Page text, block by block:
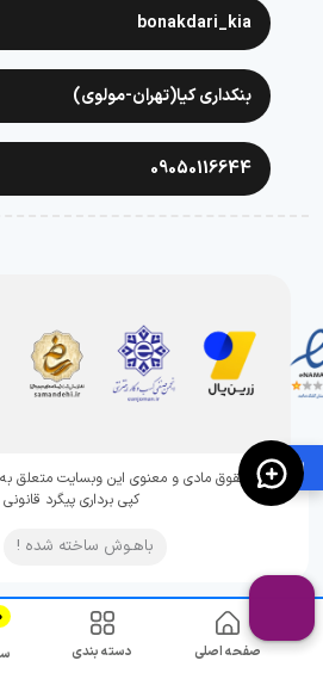
🛍️
صفحه اصلی دسته بندی
bonakdari_kia
بنکداری کیا(تهران-مولوی)
09050116644
تمامی حقوق مادی و معنوی این وبسایت متعلق به
کپی برداری پیگرد قانونی
باهـوش ساخته شده !